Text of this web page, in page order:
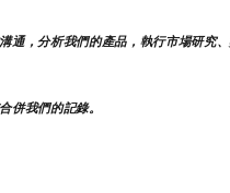
，分析我們的產品，執行市場研究
併我們的記錄。